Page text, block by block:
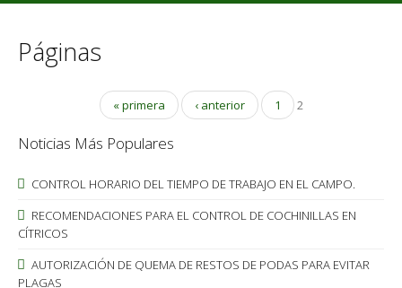
Páginas
« primera ‹ anterior 1 2
Noticias Más Populares
CONTROL HORARIO DEL TIEMPO DE TRABAJO EN EL CAMPO.
RECOMENDACIONES PARA EL CONTROL DE COCHINILLAS EN
CÍTRICOS
AUTORIZACIÓN DE QUEMA DE RESTOS DE PODAS PARA EVITAR
PLAGAS